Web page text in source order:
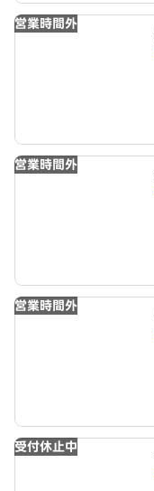
営業時間外
営業時間外
営業時間外
受付休止中